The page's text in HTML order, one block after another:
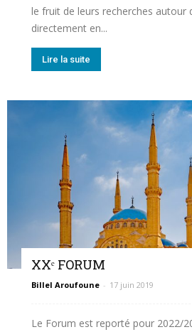
en
le fruit de leurs recherches autour
directement en...
Lire la suite
XXᵉ FORUM
Billel Aroufoune - 17 juin 2019
Le Forum est reporté pour 2022/